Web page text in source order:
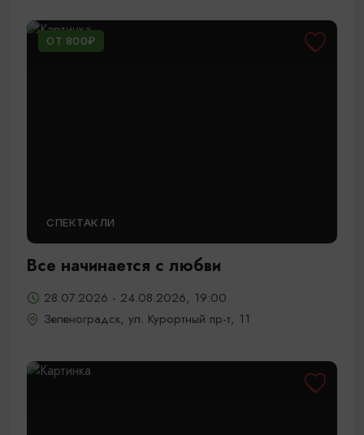
ОТ 800₽
СПЕКТАКЛИ
Все начинается с любви
28.07.2026 - 24.08.2026, 19:00
Зеленоградск, ул. Курортный пр-т, 11